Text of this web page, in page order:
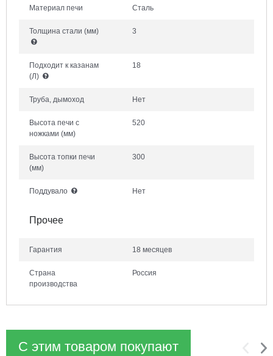
Материал печи Сталь
Толщина стали (мм) 3
Подходит к казанам
(Л)
18
Труба, дымоход Нет
Высота печи с
ножками (мм)
520
Высота топки печи
(мм)
300
Поддувало Нет
Прочее
Гарантия 18 месяцев
Страна
производства
Россия
С этим товаром покупают